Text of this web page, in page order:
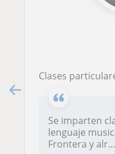
Clases particulares
Se imparten
lenguaje
Frontera y alr...